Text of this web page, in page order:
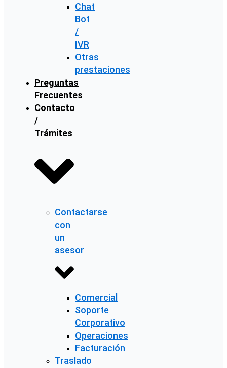
Chat
Bot
/
IVR
Otras
prestaciones
Preguntas
Frecuentes
Contacto
/
Trámites
Contactarse
con
un
asesor
Comercial
Soporte
Corporativo
Operaciones
Facturación
Traslado